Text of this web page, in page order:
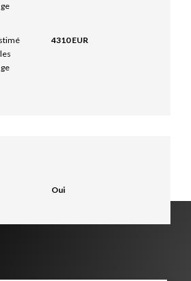
4310 EUR
Oui